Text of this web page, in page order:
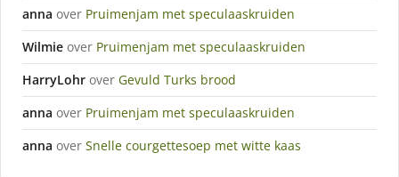
anna over Pruimenjam met speculaaskruiden
Wilmie over Pruimenjam met speculaaskruiden
HarryLohr over Gevuld Turks brood
anna over Pruimenjam met speculaaskruiden
anna over Snelle courgettesoep met witte kaas